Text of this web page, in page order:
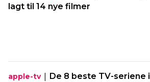
lagt til 14 nye filmer
apple-tv| De 8 beste TV-seriene i